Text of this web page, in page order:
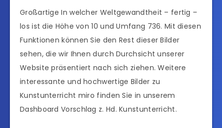
Großartige In welcher Weltgewandtheit – fertig –
los ist die Höhe von 10 und Umfang 736. Mit diesen
Funktionen können Sie den Rest dieser Bilder
sehen, die wir Ihnen durch Durchsicht unserer
Website präsentiert nach sich ziehen. Weitere
interessante und hochwertige Bilder zu
Kunstunterricht miro finden Sie in unserem
Dashboard Vorschlag z. Hd. Kunstunterricht.